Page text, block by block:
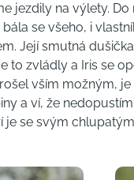
jezdily na výlety.
se všeho, i
Její smutná
zvládly a Iris se
vším možným,
a ví, že
se svým